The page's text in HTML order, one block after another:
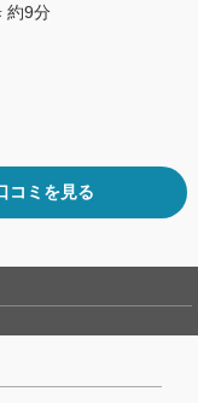
約9分
コミを見る